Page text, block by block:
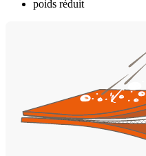
poids réduit